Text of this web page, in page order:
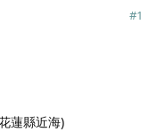
#1
蓮縣近海)